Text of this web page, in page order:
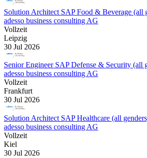
Solution Architect SAP Food & Beverage (all
adesso business consulting AG
Vollzeit
Leipzig
30 Jul 2026
Senior Engineer SAP Defense & Security (all
adesso business consulting AG
Vollzeit
Frankfurt
30 Jul 2026
Solution Architect SAP Healthcare (all
adesso business consulting AG
Vollzeit
Kiel
30 Jul 2026